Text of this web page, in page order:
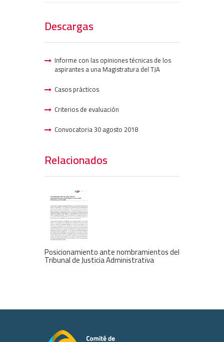
Descargas
Informe con las opiniones técnicas de los
aspirantes a una Magistratura del TJA
Casos prácticos
Criterios de evaluación
Convocatoria 30 agosto 2018
Relacionados
Posicionamiento ante nombramientos del
Tribunal de Justicia Administrativa